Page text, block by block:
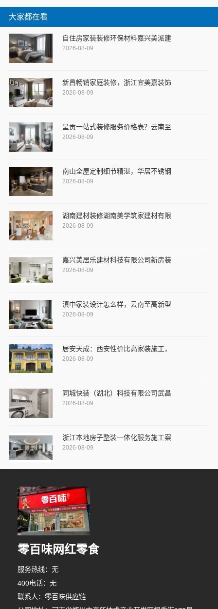
大家都在看
自住房家装装修环保材料嘉兴美派建
2026-08-09
新昌畅销家庭装修，浙江宜美嘉装饰
2026-08-09
呈贡一站式装修服务价格表？云南至
2026-08-09
南山全屋定制细节精湛，华居不锈钢
2026-08-09
湖南建材装修湖南美学筑家建材有限
2026-08-09
嘉兴美居乐建材科技有限公司新房装
2026-08-09
滇中家装设计怎么样，云南至高新型
2026-08-09
居安天成：西安性价比高家装施工，
2026-08-09
同城快装（湖北）科技有限公司武昌
2026-08-09
浙江本地房子整装一体化服务施工案
2026-08-09
零百味网红零食
服务热线：无
400电话：无
联系人：零百味供应链
3分钟前 陈先生 正在咨询